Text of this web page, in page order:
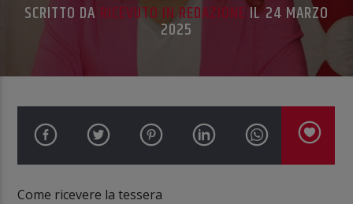
SCRITTO DA RICEVUTO IN REDAZIONEIL 24 MARZO
2025
Come ricevere la tessera